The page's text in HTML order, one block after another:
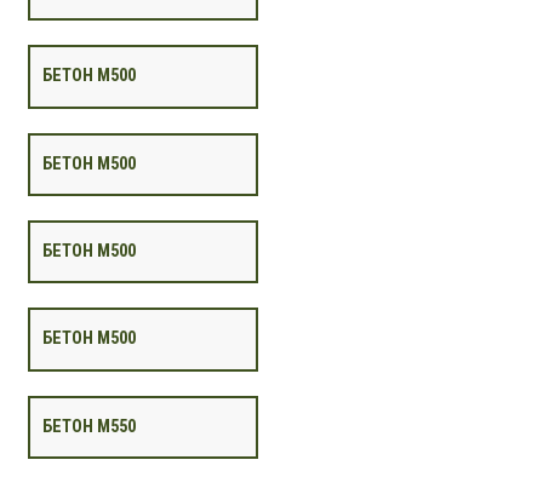
БЕТОН М500
БЕТОН М500
БЕТОН М500
БЕТОН М500
БЕТОН М550